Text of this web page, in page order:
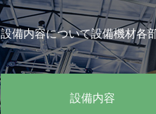
設備内容について設備機材各
設備内容